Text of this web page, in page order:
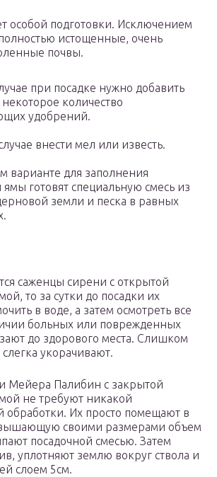
особой подготовки. Исключением
истощенные, очень
почвы.
при посадке нужно добавить
количество
удобрений.
внести мел или известь.
варианте для заполнения
ямы готовят специальную смесь из
земли и песка в равных
саженцы сирени с открытой
то за сутки до посадки их
в воде, а затем осмотреть все
больных или поврежденных
до здорового места. Слишком
укорачивают.
Мейера Палибин с закрытой
не требуют никакой
обработки. Их просто помещают в
своими размерами объем
посадочной смесью. Затем
уплотняют землю вокруг ствола и
слоем 5см.